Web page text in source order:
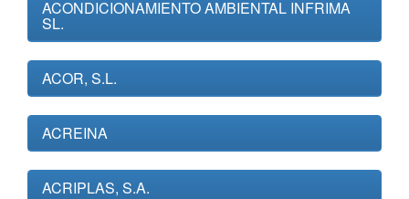
ACONDICIONAMIENTO AMBIENTAL INFRIMA
SL.
ACOR, S.L.
ACREINA
ACRIPLAS, S.A.